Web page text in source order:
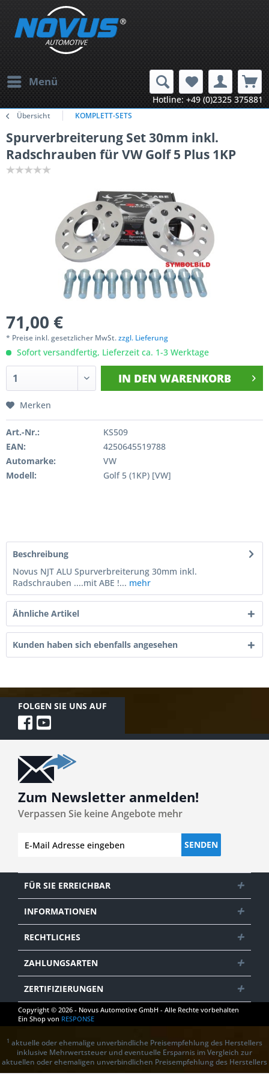
Menü
Hotline: +49 (0)2325 375881
Übersicht KOMPLETT-SETS
Spurverbreiterung Set 30mm inkl.
Radschrauben für VW Golf 5 Plus 1KP
71,00 €
* Preise inkl. gesetzlicher MwSt.zzgl. Lieferung
Sofort versandfertig, Lieferzeit ca. 1-3 Werktage
IN DEN WARENKORB
Merken
Art.-Nr.:
KS509
EAN:
4250645519788
Automarke:
VW
Modell:
Golf 5 (1KP) [VW]
Beschreibung
Novus NJT ALU Spurverbreiterung 30mm inkl.
Radschrauben ....mit ABE !... mehr
Ähnliche Artikel
Kunden haben sich ebenfalls angesehen
FOLGEN SIE UNS AUF
Zum Newsletter anmelden!
Verpassen Sie keine Angebote mehr
SENDEN
FÜR SIE ERREICHBAR
INFORMATIONEN
RECHTLICHES
ZAHLUNGSARTEN
ZERTIFIZIERUNGEN
Copyright © 2026 - Novus Automotive GmbH - Alle Rechte vorbehalten
Ein Shop von RESPONSE
1 aktuelle oder ehemalige unverbindliche Preisempfehlung des Herstellers
inklusive Mehrwertsteuer und eventuelle Ersparnis im Vergleich zur
aktuellen oder ehemaligen unverbindlichen Preisempfehlung des Herstellers